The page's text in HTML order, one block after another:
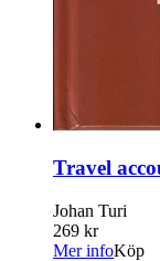
Travel
Johan Turi
269 kr
Mer infoKöp